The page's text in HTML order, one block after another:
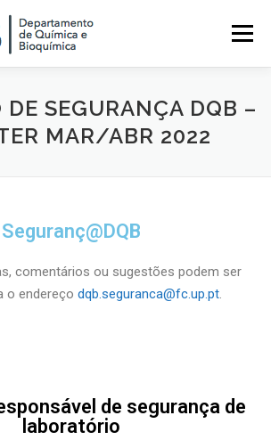
Menu
EVENTOS INVESTIGAÇÃO
DE SEGURANÇA DQB –
MAR/ABR 2022
Seguranç@DQB
comentários ou sugestões podem ser
o endereço dqb.seguranca@fc.up.pt.
de segurança de
laboratório